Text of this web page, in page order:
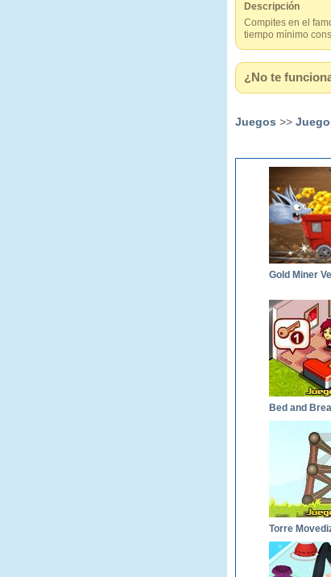
Descripción
Compites en el
tiempo mínimo
¿No te
Juegos >>
Gold Miner
Bed and
Torre